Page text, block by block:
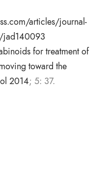
articles/journal-
jad140093
for treatment of
toward the
2014; 5: 37.